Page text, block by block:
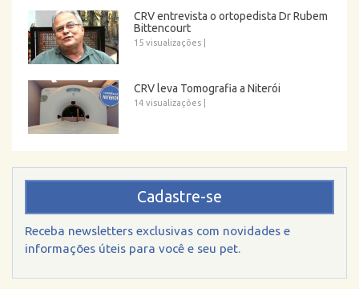
CRV entrevista o ortopedista Dr Rubem
Bittencourt
15 visualizações
CRV leva Tomografia a Niterói
14 visualizações
Cadastre-se
Receba newsletters exclusivas com novidades e
informações úteis para você e seu pet.